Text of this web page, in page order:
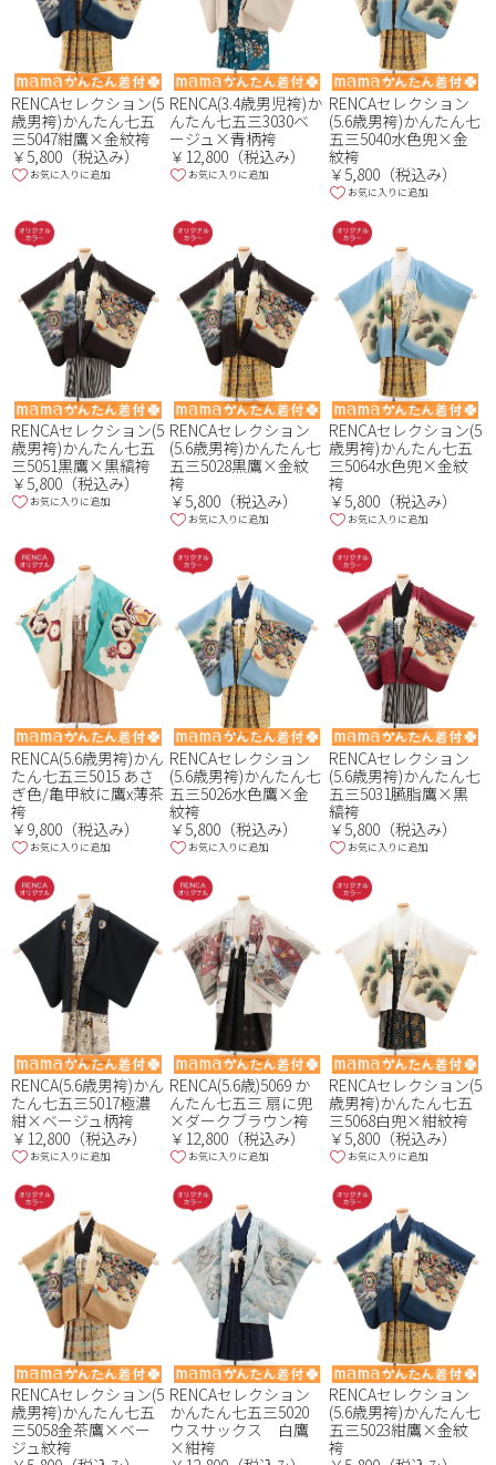
RENCAセレクション(5
歳男袴)かんたん七五
三5047紺鷹×金紋袴
￥5,800（税込み）
お気に入りに追加
RENCA(3.4歳男児袴)か
んたん七五三3030ベ
ージュ×青柄袴
￥12,800（税込み）
お気に入りに追加
RENCAセレクション
(5.6歳男袴)かんたん七
五三5040水色兜×金
紋袴
￥5,800（税込み）
お気に入りに追加
RENCAセレクション(5
歳男袴)かんたん七五
三5051黒鷹×黒縞袴
￥5,800（税込み）
お気に入りに追加
RENCAセレクション
(5.6歳男袴)かんたん七
五三5028黒鷹×金紋
袴
￥5,800（税込み）
お気に入りに追加
RENCAセレクション(5
歳男袴)かんたん七五
三5064水色兜×金紋
袴
￥5,800（税込み）
お気に入りに追加
RENCA(5.6歳男袴)かん
たん七五三5015 あさ
ぎ色/亀甲紋に鷹x薄茶
袴
￥9,800（税込み）
お気に入りに追加
RENCAセレクション
(5.6歳男袴)かんたん七
五三5026水色鷹×金
紋袴
￥5,800（税込み）
お気に入りに追加
RENCAセレクション
(5.6歳男袴)かんたん七
五三5031臙脂鷹×黒
縞袴
￥5,800（税込み）
お気に入りに追加
RENCA(5.6歳男袴)かん
たん七五三5017極濃
紺×ベージュ柄袴
￥12,800（税込み）
お気に入りに追加
RENCA(5.6歳)5069 か
んたん七五三 扇に兜
×ダークブラウン袴
￥12,800（税込み）
お気に入りに追加
RENCAセレクション(5
歳男袴)かんたん七五
三5068白兜×紺紋袴
￥5,800（税込み）
お気に入りに追加
RENCAセレクション(5
歳男袴)かんたん七五
三5058金茶鷹×ベー
ジュ紋袴
RENCAセレクション
かんたん七五三5020
ウスサックス 白鷹
×紺袴
RENCAセレクション
(5.6歳男袴)かんたん七
五三5023紺鷹×金紋
袴